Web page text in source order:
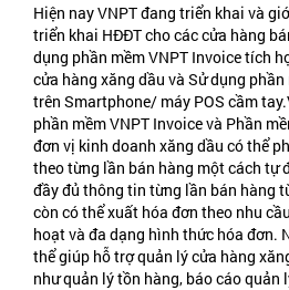
Hiện nay VNPT đang triển khai và
triển khai HĐĐT cho các cửa hàng
dụng phần mềm VNPT Invoice tích
cửa hàng xăng dầu và Sử dụng
trên Smartphone/ máy POS cầm
phần mềm VNPT Invoice và Phần
đơn vị kinh doanh xăng dầu có thể
theo từng lần bán hàng một cách tự
đầy đủ thông tin từng lần bán hàng
còn có thể xuất hóa đơn theo nhu
hoạt và đa dạng hình thức hóa đơn.
thể giúp hỗ trợ quản lý cửa hàng
như quản lý tồn hàng, báo cáo quản